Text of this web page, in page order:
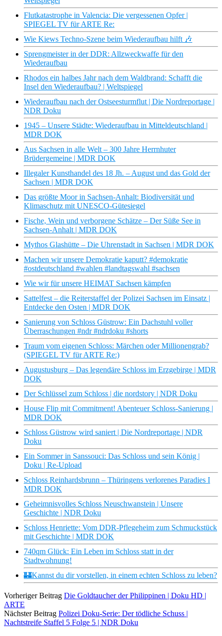
Flutkatastrophe in Valencia: Die vergessenen Opfer |
SPIEGEL TV für ARTE Re:
Wie Kiews Techno-Szene beim Wiederaufbau hilft 🎶
Sprengmeister in der DDR: Allzweckwaffe für den
Wiederaufbau
Rhodos ein halbes Jahr nach dem Waldbrand: Schafft die
Insel den Wiederaufbau? | Weltspiegel
Wiederaufbau nach der Ostseesturmflut | Die Nordreportage |
NDR Doku
1945 – Unsere Städte: Wiederaufbau in Mitteldeutschland |
MDR DOK
Aus Sachsen in alle Welt – 300 Jahre Herrnhuter
Brüdergemeine | MDR DOK
Illegaler Kunsthandel des 18 Jh. – August und das Gold der
Sachsen | MDR DOK
Das größte Moor in Sachsen-Anhalt: Biodiversität und
Klimaschutz mit UNESCO-Gütesiegel
Fische, Wein und verborgene Schätze – Der Süße See in
Sachsen-Anhalt | MDR DOK
Mythos Glashütte – Die Uhrenstadt in Sachsen | MDR DOK
Machen wir unsere Demokratie kaputt? #demokratie
#ostdeutschland #wahlen #landtagswahl #sachsen
Wie wir für unsere HEIMAT Sachsen kämpfen
Sattelfest – die Reiterstaffel der Polizei Sachsen im Einsatz |
Entdecke den Osten | MDR DOK
Sanierung von Schloss Güstrow: Ein Dachstuhl voller
Überraschungen #ndr #ndrdoku #shorts
Traum vom eigenen Schloss: Märchen oder Millionengrab?
(SPIEGEL TV für ARTE Re:)
Augustusburg – Das legendäre Schloss im Erzgebirge | MDR
DOK
Der Schlüssel zum Schloss | die nordstory | NDR Doku
House Flip mit Commitment! Abenteuer Schloss-Sanierung |
MDR DOK
Schloss Güstrow wird saniert | Die Nordreportage | NDR
Doku
Ein Sommer in Sanssouci: Das Schloss und sein König |
Doku | Re-Upload
Schloss Reinhardsbrunn – Thüringens verlorenes Paradies I
MDR DOK
Geheimnisvolles Schloss Neuschwanstein | Unsere
Geschichte | NDR Doku
Schloss Henriette: Vom DDR-Pflegeheim zum Schmuckstück
mit Geschichte | MDR DOK
740qm Glück: Ein Leben im Schloss statt in der
Stadtwohnung!
🏰Kannst du dir vorstellen, in einem echten Schloss zu leben?
Vorheriger Beitrag Die Goldtaucher der Philippinen | Doku HD |
ARTE
Nächster Beitrag Polizei Doku-Serie: Der tödliche Schuss |
Nachtstreife Staffel 5 Folge 5 | NDR Doku